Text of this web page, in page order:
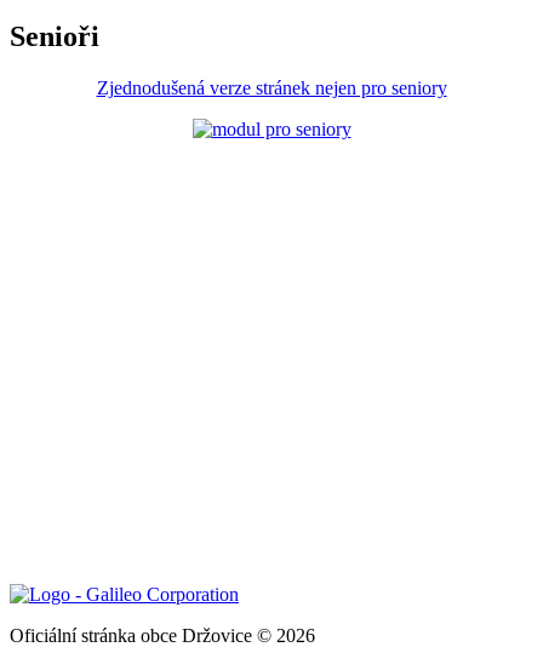
Senioři
Zjednodušená verze stránek nejen pro seniory
Oficiální stránka obce Držovice © 2026